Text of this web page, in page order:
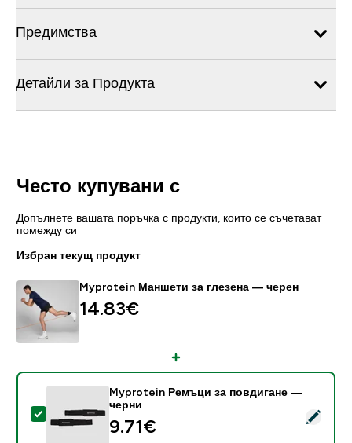
Предимства
Детайли за Продукта
Често купувани с
Допълнете вашата поръчка с продукти, които се съчетават
помежду си
Избран текущ продукт
Myprotein Маншети за глезена — черен
14.83€‎
Select this product - Myprotein Ремъци за
Myprotein Ремъци за повдигане —
черни
9.71€‎